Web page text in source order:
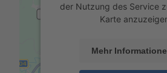
der Nutzung des Service
Karte
Mehr